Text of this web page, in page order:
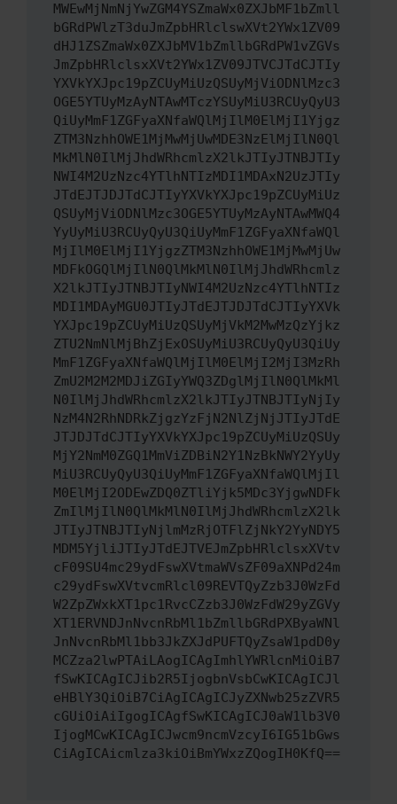
MWEwMjNmNjYwZGM4YSZmaWx0ZXJbMF1bZmll
bGRdPWlzT3duJmZpbHRlclswXVt2YWx1ZV09
dHJ1ZSZmaWx0ZXJbMV1bZmllbGRdPW1vZGVs
JmZpbHRlclsxXVt2YWx1ZV09JTVCJTdCJTIy
YXVkYXJpc19pZCUyMiUzQSUyMjViODNlMzc3
OGE5YTUyMzAyNTAwMTczYSUyMiU3RCUyQyU3
QiUyMmF1ZGFyaXNfaWQlMjIlM0ElMjI1Yjgz
ZTM3NzhhOWE1MjMwMjUwMDE3NzElMjIlN0Ql
MkMlN0IlMjJhdWRhcmlzX2lkJTIyJTNBJTIy
NWI4M2UzNzc4YTlhNTIzMDI1MDAxN2UzJTIy
JTdEJTJDJTdCJTIyYXVkYXJpc19pZCUyMiUz
QSUyMjViODNlMzc3OGE5YTUyMzAyNTAwMWQ4
YyUyMiU3RCUyQyU3QiUyMmF1ZGFyaXNfaWQl
MjIlM0ElMjI1YjgzZTM3NzhhOWE1MjMwMjUw
MDFkOGQlMjIlN0QlMkMlN0IlMjJhdWRhcmlz
X2lkJTIyJTNBJTIyNWI4M2UzNzc4YTlhNTIz
MDI1MDAyMGU0JTIyJTdEJTJDJTdCJTIyYXVk
YXJpc19pZCUyMiUzQSUyMjVkM2MwMzQzYjkz
ZTU2NmNlMjBhZjExOSUyMiU3RCUyQyU3QiUy
MmF1ZGFyaXNfaWQlMjIlM0ElMjI2MjI3MzRh
ZmU2M2M2MDJiZGIyYWQ3ZDglMjIlN0QlMkMl
N0IlMjJhdWRhcmlzX2lkJTIyJTNBJTIyNjIy
NzM4N2RhNDRkZjgzYzFjN2NlZjNjJTIyJTdE
JTJDJTdCJTIyYXVkYXJpc19pZCUyMiUzQSUy
MjY2NmM0ZGQ1MmViZDBiN2Y1NzBkNWY2YyUy
MiU3RCUyQyU3QiUyMmF1ZGFyaXNfaWQlMjIl
M0ElMjI2ODEwZDQ0ZTliYjk5MDc3YjgwNDFk
ZmIlMjIlN0QlMkMlN0IlMjJhdWRhcmlzX2lk
JTIyJTNBJTIyNjlmMzRjOTFlZjNkY2YyNDY5
MDM5YjliJTIyJTdEJTVEJmZpbHRlclsxXVtv
cF09SU4mc29ydFswXVtmaWVsZF09aXNPd24m
c29ydFswXVtvcmRlcl09REVTQyZzb3J0WzFd
W2ZpZWxkXT1pc1RvcCZzb3J0WzFdW29yZGVy
XT1ERVNDJnNvcnRbMl1bZmllbGRdPXByaWNl
JnNvcnRbMl1bb3JkZXJdPUFTQyZsaW1pdD0y
MCZza2lwPTAiLAogICAgImhlYWRlcnMiOiB7
fSwKICAgICJib2R5IjogbnVsbCwKICAgICJl
eHBlY3QiOiB7CiAgICAgICJyZXNwb25zZVR5
cGUiOiAiIgogICAgfSwKICAgICJ0aW1lb3V0
IjogMCwKICAgICJwcm9ncmVzcyI6IG51bGws
CiAgICAicmlza3kiOiBmYWxzZQogIH0KfQ==